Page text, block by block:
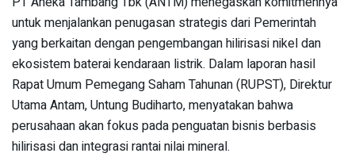
untuk menjalankan penugasan strategis dari Pemerintah
yang berkaitan dengan pengembangan hilirisasi nikel dan
ekosistem baterai kendaraan listrik. Dalam laporan hasil
Rapat Umum Pemegang Saham Tahunan (RUPST), Direktur
Utama Antam, Untung Budiharto, menyatakan bahwa
perusahaan akan fokus pada penguatan bisnis berbasis
hilirisasi dan integrasi rantai nilai mineral.